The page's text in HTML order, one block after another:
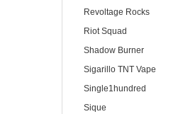
Revoltage Rocks
Riot Squad
Shadow Burner
Sigarillo TNT Vape
Single1hundred
Sique